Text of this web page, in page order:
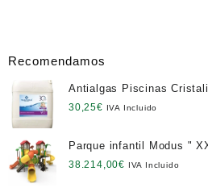
Recomendamos
Antialgas Piscinas
NETO
30,25€ IVA Incluido
Parque infantil Modus "
38.214,00€ IVA Incluido